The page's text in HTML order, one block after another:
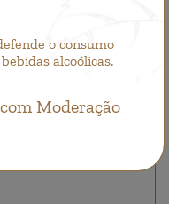
o consumo
alcoólicas.
Moderação